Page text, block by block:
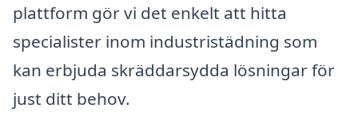
plattform gör vi det enkelt att hitta
specialister inom industristädning som
kan erbjuda skräddarsydda lösningar för
just ditt behov.